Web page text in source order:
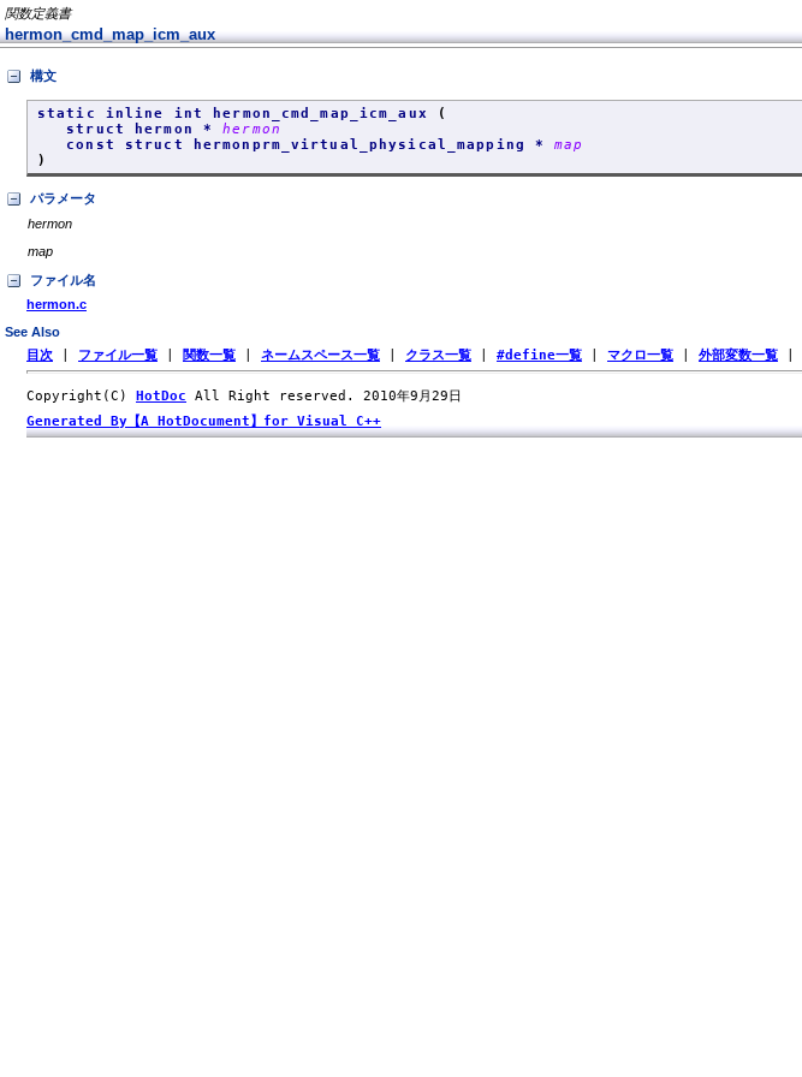
関数定義書
hermon_cmd_map_icm_aux
構文
static inline int hermon_cmd_map_icm_aux
(
struct hermon *hermon
const struct hermonprm_virtual_physical_mapping *map
)
パラメータ
hermon
map
ファイル名
hermon.c
See Also
目次 ファイル一覧 関数一覧 ネームスペース一覧 クラス一覧 #define一覧 マクロ一覧 外部変数一覧
Copyright(C) HotDoc All Right reserved. 2010年9月29日
Generated By【A HotDocument】for Visual C++